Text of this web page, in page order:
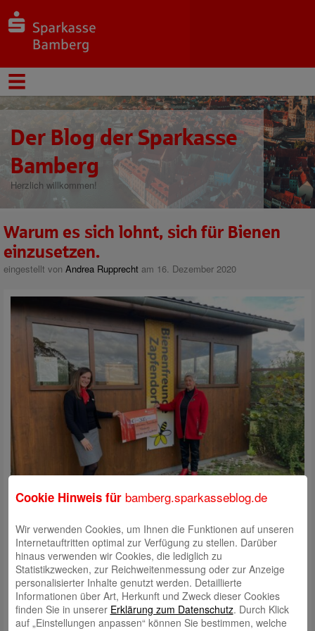
Der Blog der Sparkasse
Bamberg
Herzlich willkommen!
Warum es sich lohnt, sich für Bienen
einzusetzen.
eingestellt von Andrea Rupprecht am 16. Dezember 2020
Läuft Ihnen bei dem Gedanken an ein Honigbrötchen auch das Wasser
im Mund zusammen? Nicht auszudenken, was wäre, wenn es keine
Bienen mehr gäbe. Dann gäbe es nicht nur keinen Honig mehr, sondern
auch rund ein Drittel unserer Lebensmittel würde es ohne die Insekten
nicht geben. Keine Erdbeermarmelade zum Frühstück, kein Apfel im
Müsli, keine Zucchini zum Mittagessen und keine Salatgurke aufs
Abendbrot. Die Bestäubungsleistung der Bienen ist gar nicht hoch
genug einzuschätzen. Ohne sie gäbe es keine Blumen, keine Pflanzen,
Cookie Hinweis für bamberg.sparkasseblog.de
Wir verwenden Cookies, um Ihnen die Funktionen auf unseren
Internetauftritten optimal zur Verfügung zu stellen. Darüber
hinaus verwenden wir Cookies, die lediglich zu
Statistikzwecken, zur Reichweitenmessung oder zur Anzeige
personalisierter Inhalte genutzt werden. Detaillierte
Informationen über Art, Herkunft und Zweck dieser Cookies
finden Sie in unserer Erklärung zum Datenschutz. Durch Klick
auf „Einstellungen anpassen“ können Sie bestimmen, welche